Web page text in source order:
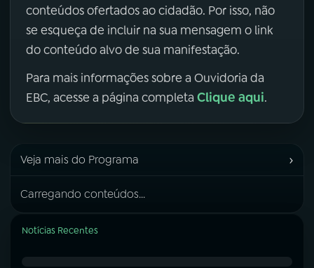
conteúdos ofertados ao cidadão. Por isso, não
se esqueça de incluir na sua mensagem o link
do conteúdo alvo de sua manifestação.
Para mais informações sobre a Ouvidoria da
EBC, acesse a página completa Clique aqui.
Veja mais do Programa ›
Carregando conteúdos...
Notícias Recentes